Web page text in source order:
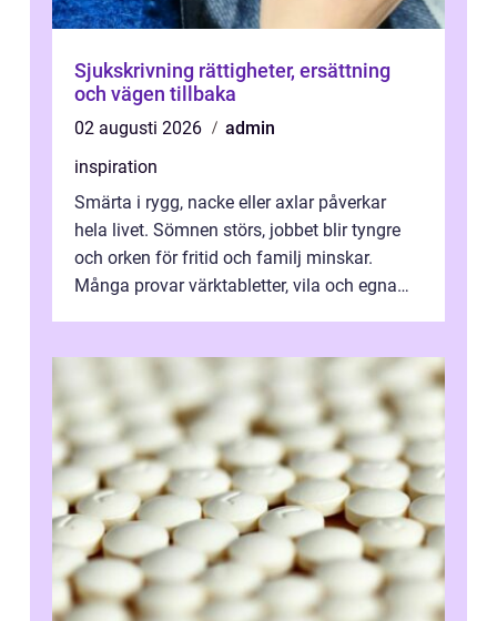
Sjukskrivning rättigheter, ersättning
och vägen tillbaka
02 augusti 2026
admin
inspiration
Smärta i rygg, nacke eller axlar påverkar
hela livet. Sömnen störs, jobbet blir tyngre
och orken för fritid och familj minskar.
Många provar värktabletter, vila och egna